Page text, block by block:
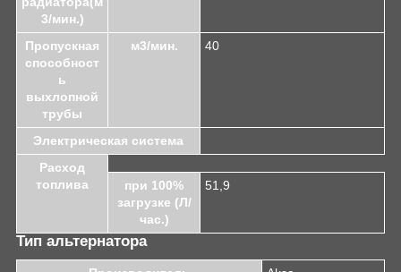
3/мин.)
Пропускная
способност
ь
выхлопной
трубы
м3/мин. 40
Электрическая система
Расход
топлива
при 100%
загрузке (Л/
час.)
51,9
Тип альтернатора